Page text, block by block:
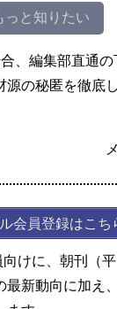
っと知りたい
、編集部直通
の秘匿を徹底し
会員登録はこち
けに、朝刊（
新動向に加え